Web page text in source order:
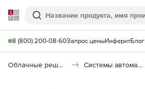
Softline
Поиск
8 (800) 200-08-60Запрос ценыИнферитБлог
Облачные решения (SaaS) Системы автоматизации (SaaS)